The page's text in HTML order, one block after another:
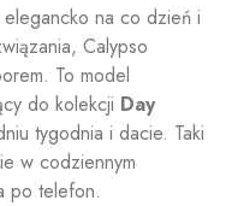
elegancko na co dzień i
Calypso
To model
do kolekcji Day
tygodnia i dacie. Taki
w codziennym
po telefon.